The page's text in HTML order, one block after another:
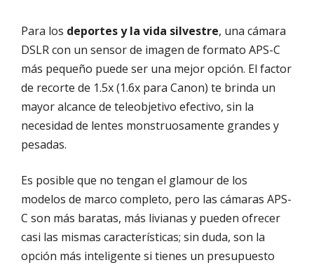
Para los deportes y la vida silvestre, una cámara
DSLR con un sensor de imagen de formato APS-C
más pequeño puede ser una mejor opción. El factor
de recorte de 1.5x (1.6x para Canon) te brinda un
mayor alcance de teleobjetivo efectivo, sin la
necesidad de lentes monstruosamente grandes y
pesadas.
Es posible que no tengan el glamour de los
modelos de marco completo, pero las cámaras APS-
C son más baratas, más livianas y pueden ofrecer
casi las mismas características; sin duda, son la
opción más inteligente si tienes un presupuesto